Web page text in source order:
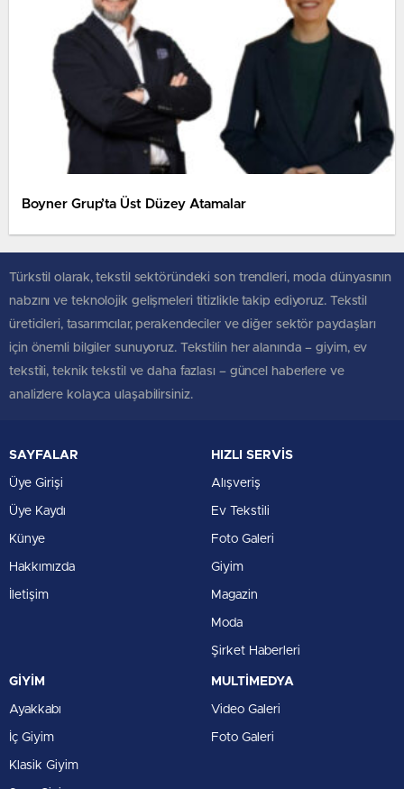
Boyner Grup’ta Üst Düzey Atamalar
Türkstil olarak, tekstil sektöründeki son trendleri, moda dünyasının
nabzını ve teknolojik gelişmeleri titizlikle takip ediyoruz. Tekstil
üreticileri, tasarımcılar, perakendeciler ve diğer sektör paydaşları
için önemli bilgiler sunuyoruz. Tekstilin her alanında – giyim, ev
tekstili, teknik tekstil ve daha fazlası – güncel haberlere ve
analizlere kolayca ulaşabilirsiniz.
SAYFALAR
Üye Girişi
Üye Kaydı
Künye
Hakkımızda
İletişim
HIZLI SERVİS
Alışveriş
Ev Tekstili
Foto Galeri
Giyim
Magazin
Moda
Şirket Haberleri
GİYİM
Ayakkabı
İç Giyim
Klasik Giyim
MULTİMEDYA
Video Galeri
Foto Galeri